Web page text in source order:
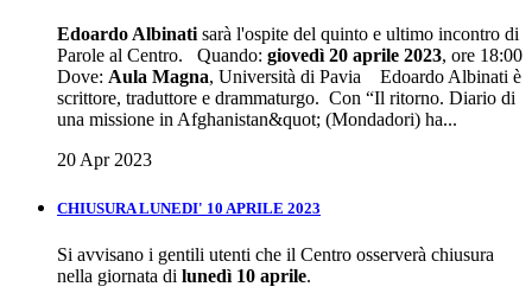
Edoardo Albinati sarà l'ospite del quinto e ultimo incontro di
Parole al Centro. Quando: giovedì 20 aprile 2023, ore 18:00
Dove: Aula Magna, Università di Pavia Edoardo Albinati è
scrittore, traduttore e drammaturgo. Con “Il ritorno. Diario di
una missione in Afghanistan&quot; (Mondadori) ha...
20 Apr 2023
CHIUSURA LUNEDI' 10 APRILE 2023
Si avvisano i gentili utenti che il Centro osserverà chiusura
nella giornata di lunedì 10 aprile.